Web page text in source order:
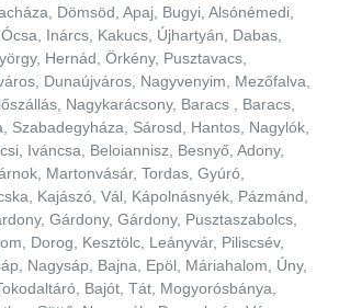
Dömsöd, Apaj, Bugyi, Alsónémedi,
Inárcs, Kakucs, Újhartyán, Dabas,
Hernád, Örkény, Pusztavacs,
Dunaújváros, Nagyvenyim, Mezőfalva,
Nagykarácsony, Baracs , Baracs,
Szabadegyháza, Sárosd, Hantos, Nagylók,
Iváncsa, Beloiannisz, Besnyő, Adony,
Martonvásár, Tordas, Gyúró,
Kajászó, Vál, Kápolnásnyék, Pázmánd,
Gárdony, Gárdony, Pusztaszabolcs,
Dorog, Kesztölc, Leányvár, Piliscsév,
Nagysáp, Bajna, Epöl, Máriahalom, Úny,
Bajót, Tát, Mogyorósbánya,